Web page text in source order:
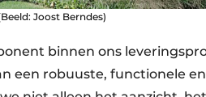
Joost Berndes)
binnen ons
een robuuste, functionele